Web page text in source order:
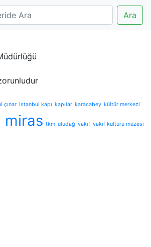
Ara
çınar istanbul kapı kapılar karacabey kültür merkezi
miras tkm uludağ vakıf vakıf kültürü müzesi